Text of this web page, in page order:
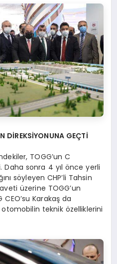
DİREKSİYONUNA GEÇTİ
TOGG’un C
Daha sonra 4 yıl önce yerli
söyleyen CHP’li Tahsin
üzerine TOGG’un
Karakaş da
otomobilin teknik özelliklerini